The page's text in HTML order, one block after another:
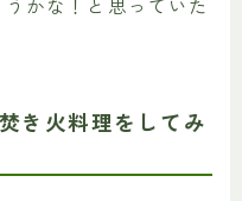
き火料理をしてみ